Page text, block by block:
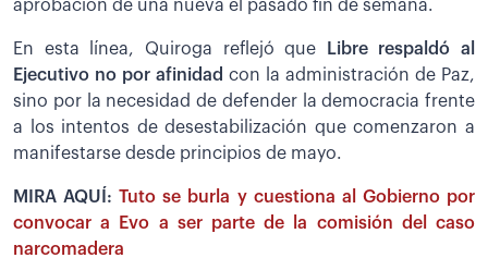
aprobación de una nueva el pasado fin de semana.
En esta línea, Quiroga reflejó que Libre respaldó al
Ejecutivo no por afinidad con la administración de Paz,
sino por la necesidad de defender la democracia frente
a los intentos de desestabilización que comenzaron a
manifestarse desde principios de mayo.
MIRA AQUÍ:Tuto se burla y cuestiona al Gobierno por
convocar a Evo a ser parte de la comisión del caso
narcomadera